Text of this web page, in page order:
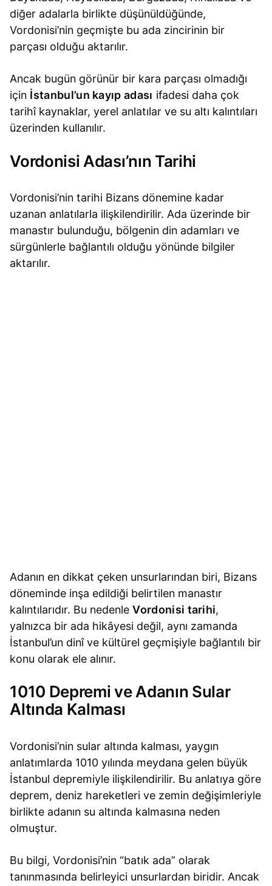
diğer adalarla birlikte düşünüldüğünde,
Vordonisi’nin geçmişte bu ada zincirinin bir
parçası olduğu aktarılır.
Ancak bugün görünür bir kara parçası olmadığı
için İstanbul’un kayıp adası ifadesi daha çok
tarihî kaynaklar, yerel anlatılar ve su altı kalıntıları
üzerinden kullanılır.
Vordonisi Adası’nın Tarihi
Vordonisi’nin tarihi Bizans dönemine kadar
uzanan anlatılarla ilişkilendirilir. Ada üzerinde bir
manastır bulunduğu, bölgenin din adamları ve
sürgünlerle bağlantılı olduğu yönünde bilgiler
aktarılır.
Adanın en dikkat çeken unsurlarından biri, Bizans
döneminde inşa edildiği belirtilen manastır
kalıntılarıdır. Bu nedenleVordonisi tarihi,
yalnızca bir ada hikâyesi değil, aynı zamanda
İstanbul’un dinî ve kültürel geçmişiyle bağlantılı bir
konu olarak ele alınır.
1010 Depremi ve Adanın Sular
Altında Kalması
Vordonisi’nin sular altında kalması, yaygın
anlatımlarda 1010 yılında meydana gelen büyük
İstanbul depremiyle ilişkilendirilir. Bu anlatıya göre
deprem, deniz hareketleri ve zemin değişimleriyle
birlikte adanın su altında kalmasına neden
olmuştur.
Bu bilgi, Vordonisi’nin “batık ada” olarak
tanınmasında belirleyici unsurlardan biridir. Ancak